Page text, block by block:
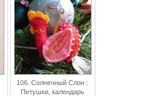
106. Солнечный Слон :
Петушки, календарь